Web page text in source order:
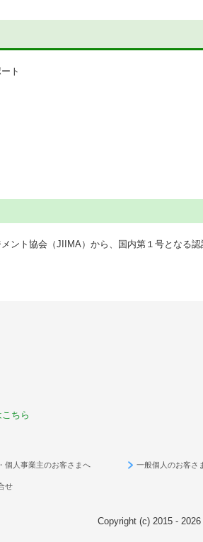
ント協会（JIIMA）から、国内第１号となる認
個人事業主のお客さまへ 一般個人のお客さ
せ
Copyright (c) 2015 -